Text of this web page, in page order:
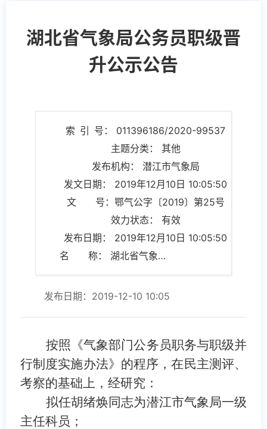
湖北省气象局公务员职级晋
升公示公告
索 引 号： 011396186/2020-99537
主题分类： 其他
发布机构： 潜江市气象局
发文日期： 2019年12月10日 10:05:50
文 号：鄂气公字〔2019〕第25号
效力状态： 有效
发布日期： 2019年12月10日 10:05:50
名 称： 湖北省气象局公务员职级晋升公示公告
发布日期：2019-12-10 10:05
按照《气象部门公务员职务与职级并
行制度实施办法》的程序，在民主测评、
考察的基础上，经研究：
拟任胡绪焕同志为潜江市气象局一级
主任科员；